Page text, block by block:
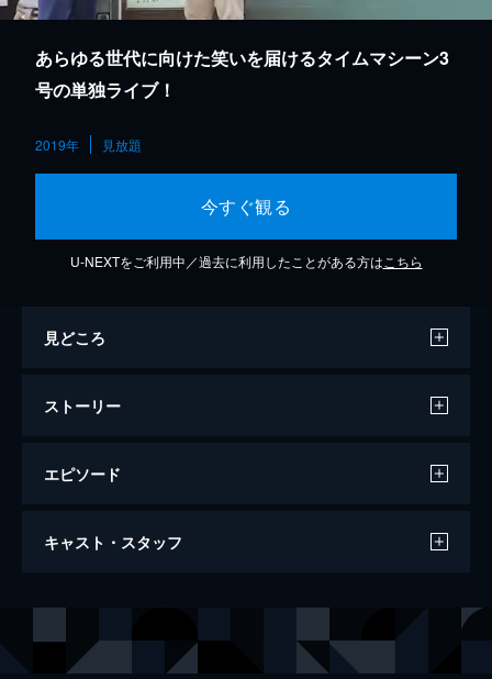
あらゆる世代に向けた笑いを届けるタイムマシーン3
号の単独ライブ！
2019年 見放題
今すぐ観る
U-NEXTをご利用中／過去に利用したことがある方は こちら
見どころ
ストーリー
エピソード
タイムマシーン3号単独ライブ「餅」
キャスト・スタッフ